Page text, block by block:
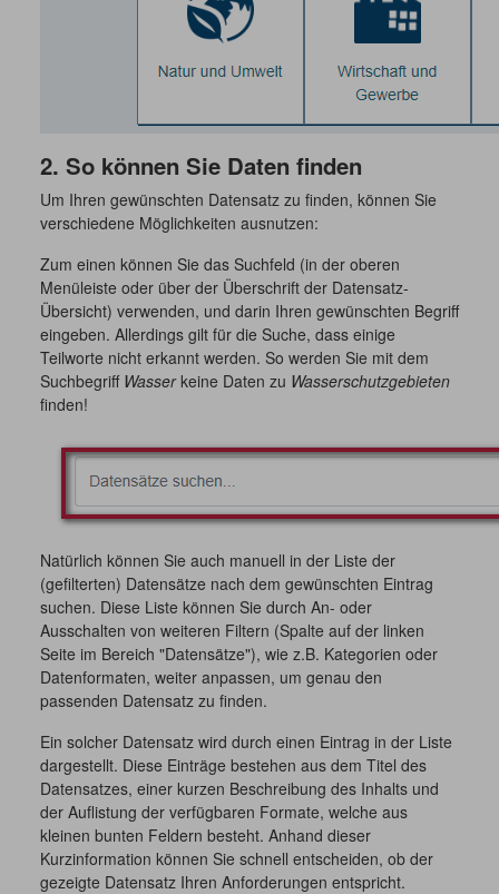
2. So können Sie Daten finden
Um Ihren gewünschten Datensatz zu finden, können Sie
verschiedene Möglichkeiten ausnutzen:
Zum einen können Sie das Suchfeld (in der oberen
Menüleiste oder über der Überschrift der Datensatz-
Übersicht) verwenden, und darin Ihren gewünschten Begriff
eingeben. Allerdings gilt für die Suche, dass einige
Teilworte nicht erkannt werden. So werden Sie mit dem
Suchbegriff Wasserkeine Daten zu Wasserschutzgebieten
finden!
Natürlich können Sie auch manuell in der Liste der
(gefilterten) Datensätze nach dem gewünschten Eintrag
suchen. Diese Liste können Sie durch An- oder
Ausschalten von weiteren Filtern (Spalte auf der linken
Seite im Bereich "Datensätze"), wie z.B. Kategorien oder
Datenformaten, weiter anpassen, um genau den
passenden Datensatz zu finden.
Ein solcher Datensatz wird durch einen Eintrag in der Liste
dargestellt. Diese Einträge bestehen aus dem Titel des
Datensatzes, einer kurzen Beschreibung des Inhalts und
der Auflistung der verfügbaren Formate, welche aus
kleinen bunten Feldern besteht. Anhand dieser
Kurzinformation können Sie schnell entscheiden, ob der
gezeigte Datensatz Ihren Anforderungen entspricht.